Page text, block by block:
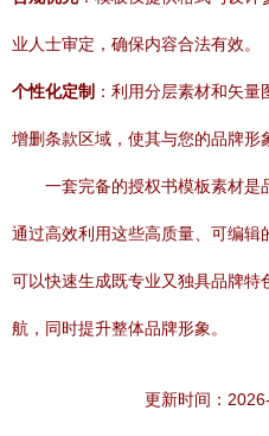
业人士审定，确保内容合法有效。
个性化定制 ：利用分层素材和矢量
增删条款区域，使其与您的品牌形
一套完备的授权书模板素材是
通过高效利用这些高质量、可编辑
可以快速生成既专业又独具品牌特
航，同时提升整体品牌形象。
更新时间：